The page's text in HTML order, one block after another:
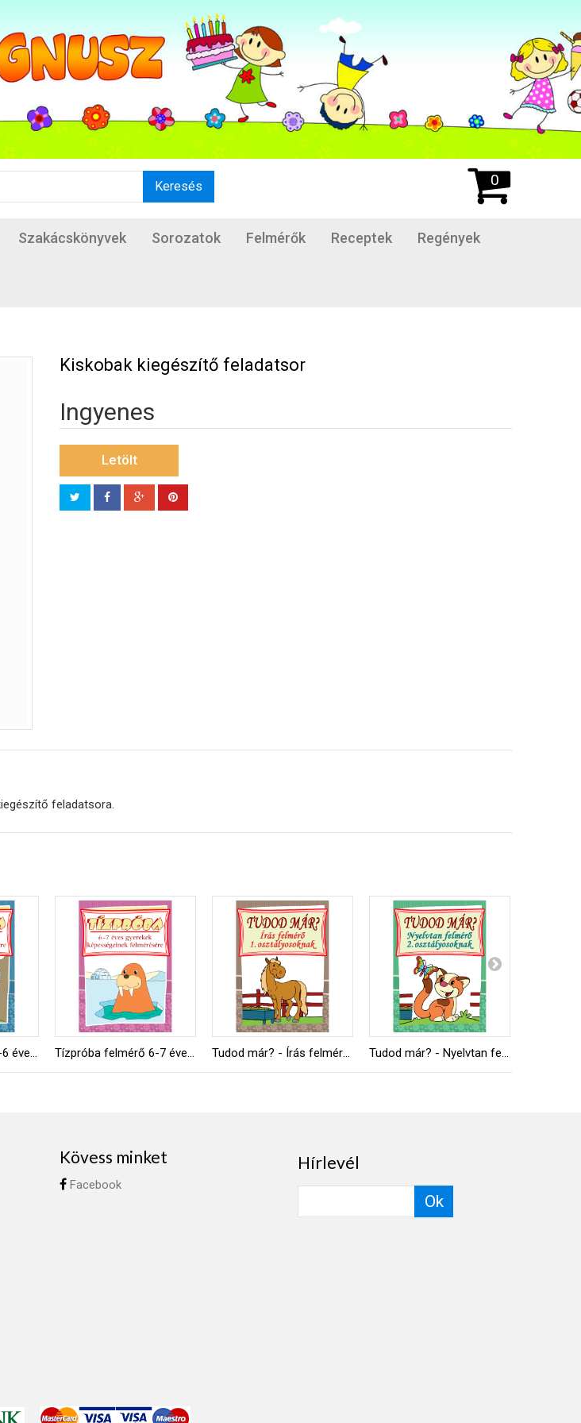
Keresés 0
Szakácskönyvek Sorozatok Felmérők Receptek Regények
Kiskobak kiegészítő feladatsor
Ingyenes
Letölt
feladatsora.
Tízpróba felmérő 5-6 éveseknek Tízpróba felmérő 6-7 éveseknek Tudod már? - Írás felmérő 1. osztályosoknak Tudod már? - Nyelvtan felmérő 2. osztályosoknak
Kövess minket
Facebook
Hírlevél
Ok